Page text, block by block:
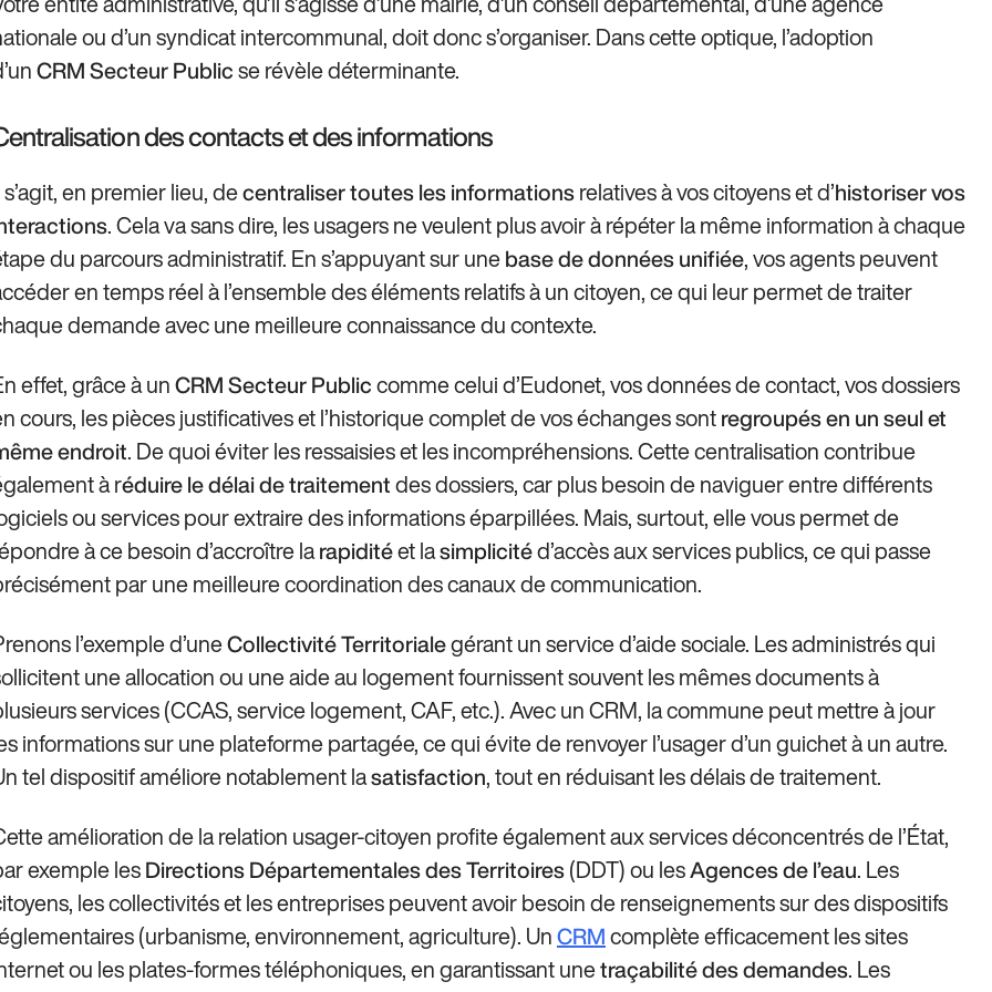
ou d’un syndicat intercommunal, doit donc s’organiser. Dans cette optique, l’adoption
CRM Secteur Public se révèle déterminante.
des contacts et des informations
s’agit, en premier lieu, decentraliser toutes les informations relatives à vos citoyens et d’historiser vos
. Cela va sans dire, les usagers ne veulent plus avoir à répéter la même information à chaque
du parcours administratif. En s’appuyant sur une base de données unifiée, vos agents peuvent
en temps réel à l’ensemble des éléments relatifs à un citoyen, ce qui leur permet de traiter
demande avec une meilleure connaissance du contexte.
effet, grâce à un CRM Secteur Public comme celui d’Eudonet, vos données de contact, vos dossiers
cours, les pièces justificatives et l’historique complet de vos échanges sont regroupés en un seul et
endroit. De quoi éviter les ressaisies et les incompréhensions. Cette centralisation contribue
à réduire le délai de traitement des dossiers, car plus besoin de naviguer entre différents
ou services pour extraire des informations éparpillées. Mais, surtout, elle vous permet de
à ce besoin d’accroître larapiditéet lasimplicitéd’accès aux services publics, ce qui passe
par une meilleure coordination des canaux de communication.
l’exemple d’uneCollectivité Territorialegérant un service d’aide sociale. Les administrés qui
une allocation ou une aide au logement fournissent souvent les mêmes documents à
services (CCAS, service logement, CAF, etc.). Avec un CRM, la commune peut mettre à jour
informations sur une plateforme partagée, ce qui évite de renvoyer l’usager d’un guichet à un autre.
tel dispositif améliore notablement lasatisfaction, tout en réduisant les délais de traitement.
amélioration de la relation usager-citoyen profite également aux services déconcentrés de l’État,
exemple les Directions Départementales des Territoires (DDT) ou les Agences de l’eau. Les
les collectivités et les entreprises peuvent avoir besoin de renseignements sur des dispositifs
(urbanisme, environnement, agriculture). Un CRM complète efficacement les sites
ou les plates-formes téléphoniques, en garantissant unetraçabilité des demandes. Les